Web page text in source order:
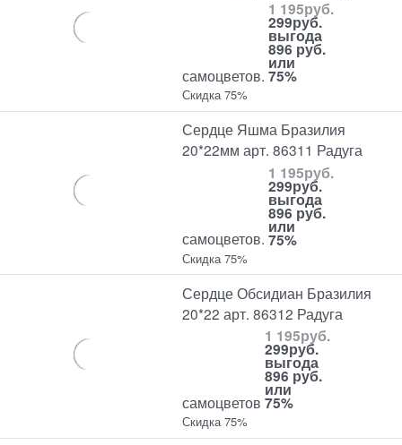
самоцветов.
1 195руб.
299руб.
выгода
896 руб.
или
75%
Скидка 75%
Сердце Яшма Бразилия
20*22мм арт. 86311 Радуга
самоцветов.
1 195руб.
299руб.
выгода
896 руб.
или
75%
Скидка 75%
Сердце Обсидиан Бразилия
20*22 арт. 86312 Радуга
самоцветов
1 195руб.
299руб.
выгода
896 руб.
или
75%
Скидка 75%